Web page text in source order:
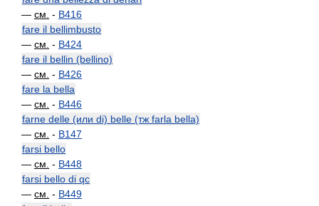
— см. - B416
fare il bellimbusto
— см. - B424
fare il bellin (bellino)
— см. - B426
fare la bella
— см. - B446
farne delle (или di) belle (тж farla bella)
— см. - B147
farsi bello
— см. - B448
farsi bello di qc
— см. - B449